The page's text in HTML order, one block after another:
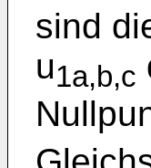
sind
u1a,b,c